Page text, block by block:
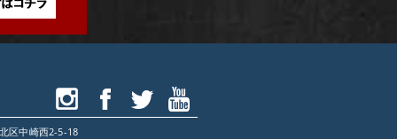
区中崎西2-5-18